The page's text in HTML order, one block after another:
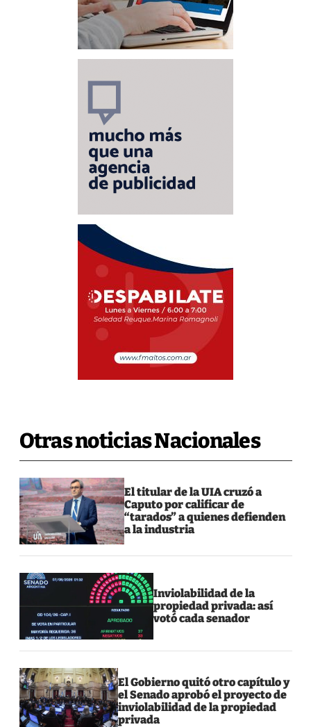
Otras noticias Nacionales
El titular de la UIA cruzó a
Caputo por calificar de
“tarados” a quienes defienden
a la industria
Inviolabilidad de la
propiedad privada: así
votó cada senador
El Gobierno quitó otro capítulo y
el Senado aprobó el proyecto de
inviolabilidad de la propiedad
privada